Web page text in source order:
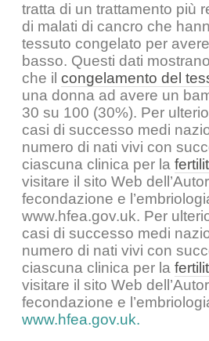
tratta di un trattamento più
di malati di cancro che
tessuto congelato per
basso. Questi dati
che il congelamento del
una donna ad avere un
30 su 100 (30%). Per
casi di successo medi
numero di nati vivi con
ciascuna clinica per la
visitare il sito Web
fecondazione e
www.hfea.gov.uk. Per
casi di successo medi
numero di nati vivi con
ciascuna clinica per la
visitare il sito Web
fecondazione e
www.hfea.gov.uk.